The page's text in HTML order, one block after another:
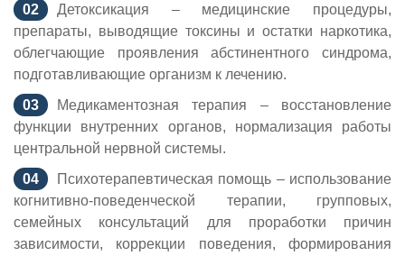
Детоксикация – медицинские процедуры,
препараты, выводящие токсины и остатки наркотика,
облегчающие проявления абстинентного синдрома,
подготавливающие организм к лечению.
Медикаментозная терапия – восстановление
функции внутренних органов, нормализация работы
центральной нервной системы.
Психотерапевтическая помощь – использование
когнитивно-поведенческой терапии, групповых,
семейных консультаций для проработки причин
зависимости, коррекции поведения, формирования